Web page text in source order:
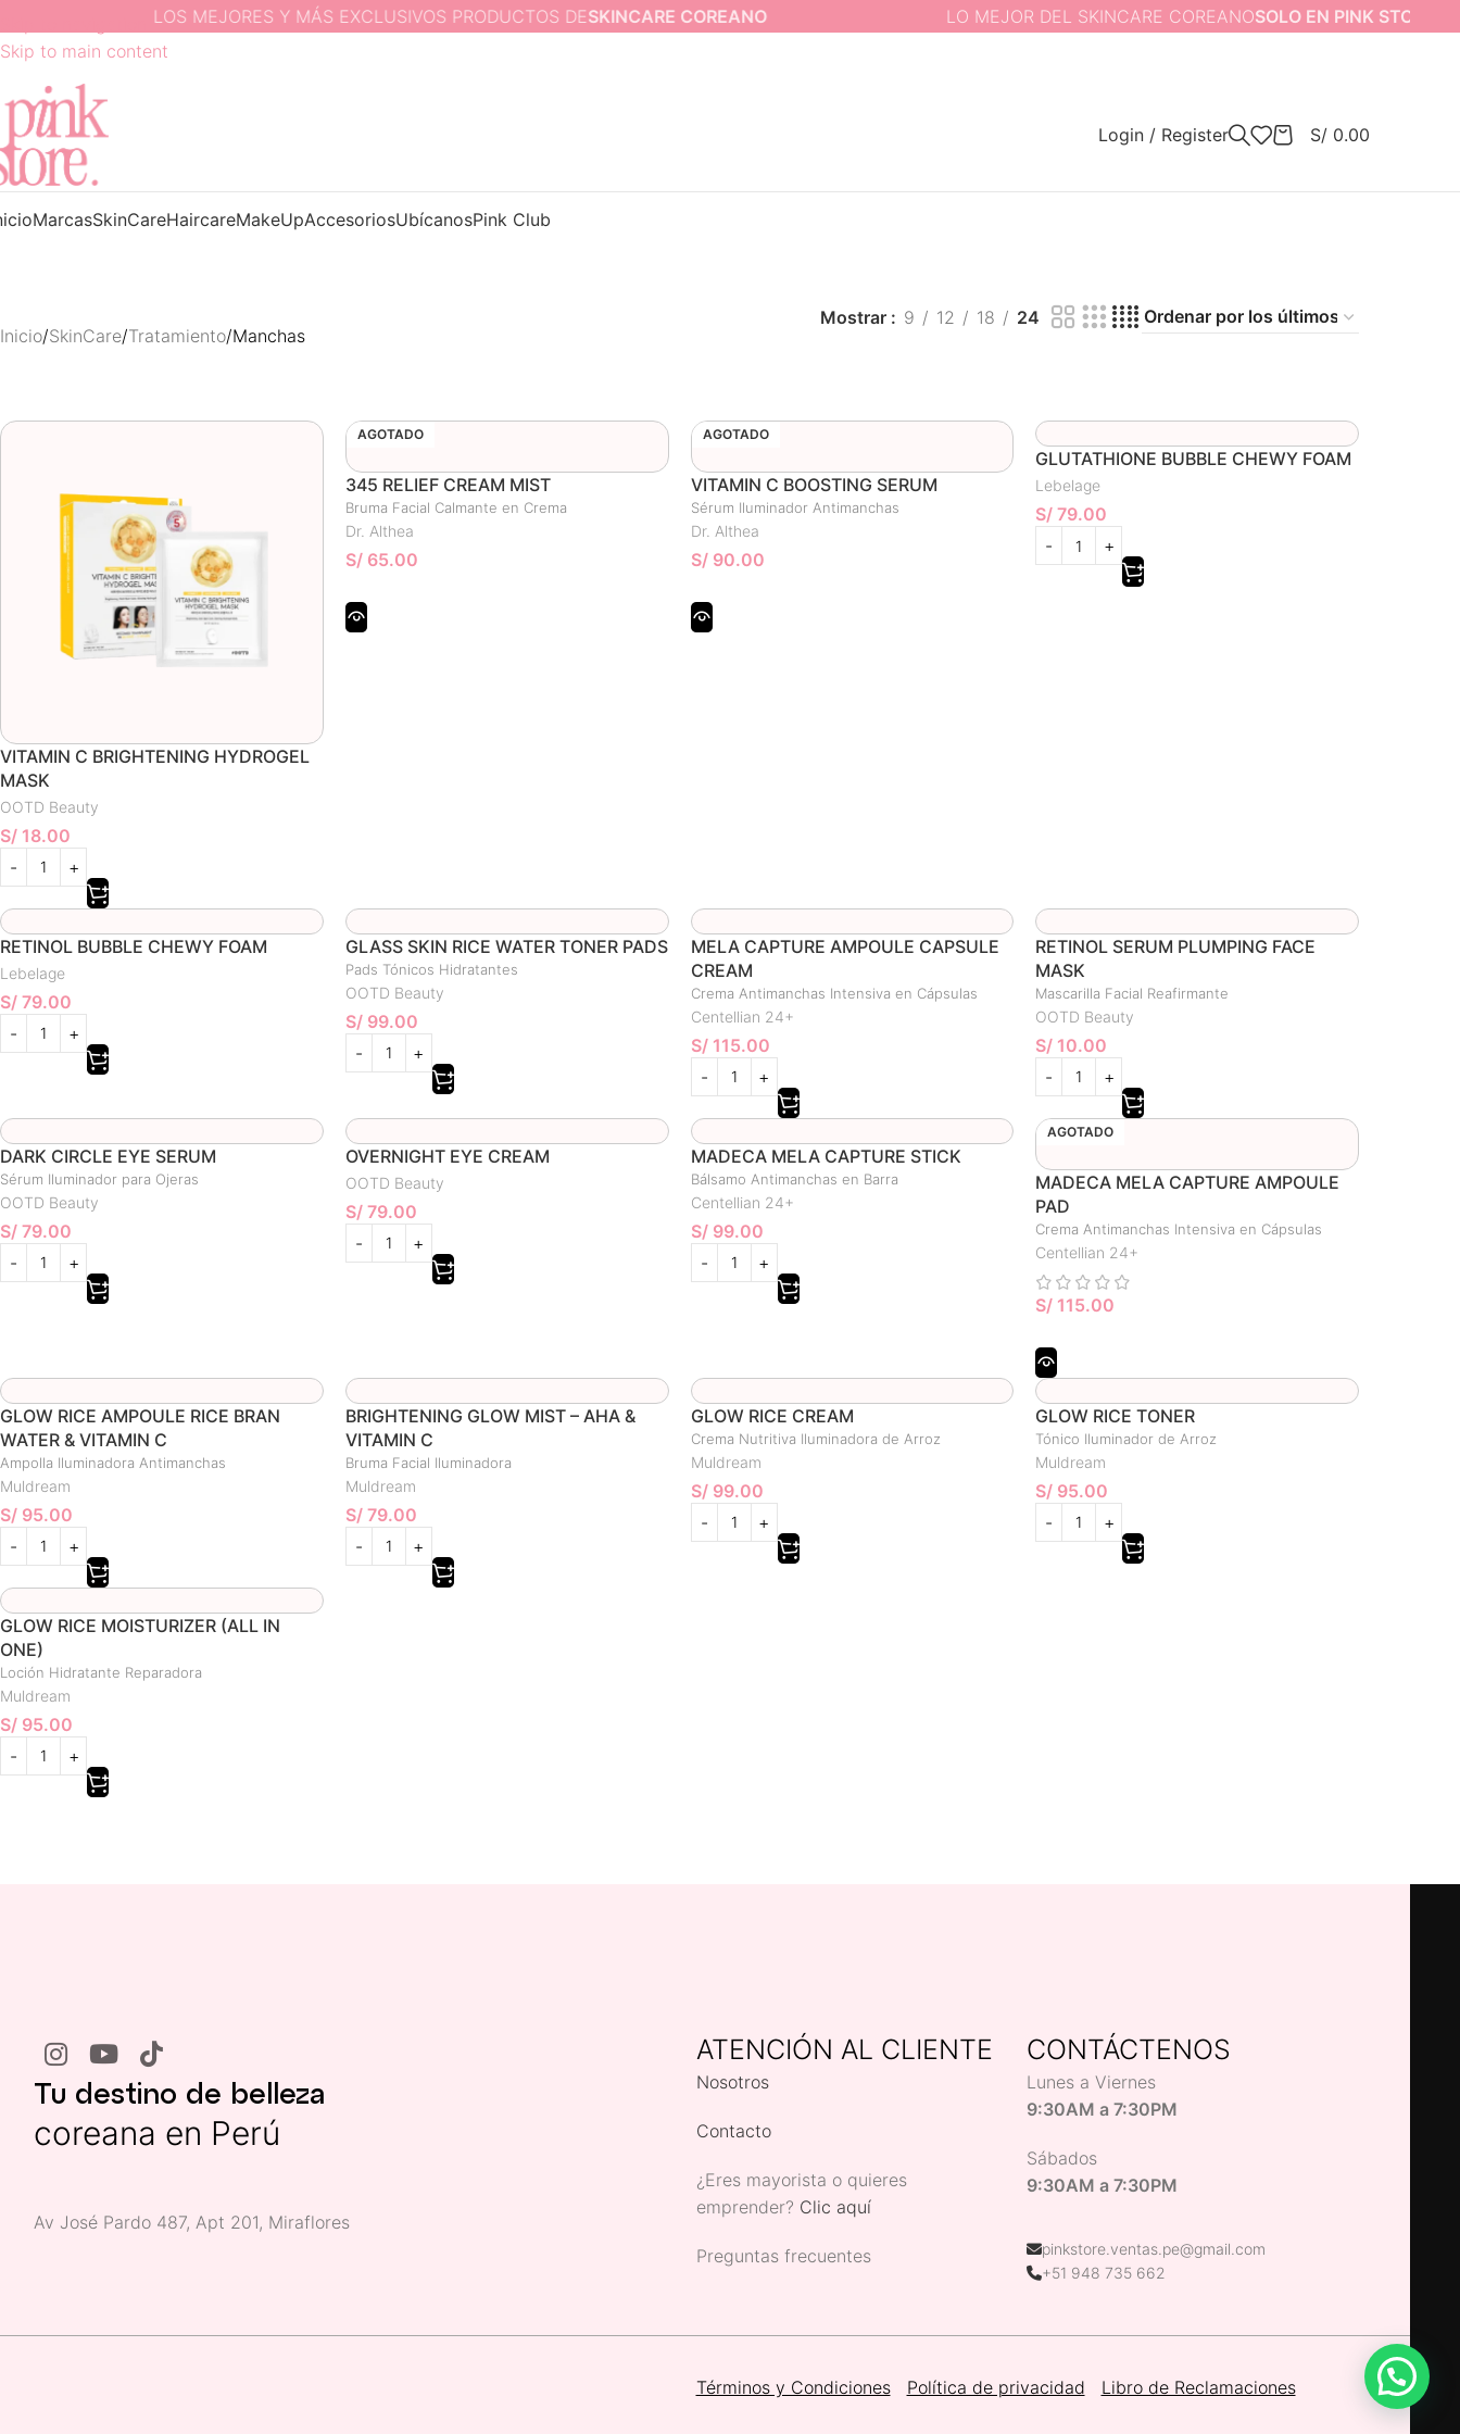
Skip to main content
LOS MEJORES Y MÁS EXCLUSIVOS PRODUCTOS DESKINCARE COREANO LO MEJOR DEL SKINCARE COREANOSOLO EN PINK STORE
Login / Register S/ 0.00
MarcasSkinCareHaircareMakeUpAccesoriosUbícanosPink Club
Inicio SkinCare Tratamiento Manchas
Mostrar 9 12 18 24
VITAMIN C BRIGHTENING HYDROGEL
MASK
OOTD Beauty
S/ 18.00
AGOTADO
345 RELIEF CREAM MIST
Bruma Facial Calmante en Crema
Dr. Althea
S/65.00
AGOTADO
VITAMIN C BOOSTING SERUM
Sérum Iluminador Antimanchas
Dr. Althea
S/90.00
GLUTATHIONE BUBBLE CHEWY FOAM
Lebelage
S/ 79.00
RETINOL BUBBLE CHEWY FOAM
Lebelage
S/ 79.00
GLASS SKIN RICE WATER TONER PADS
Pads Tónicos Hidratantes
OOTD Beauty
S/99.00
MELA CAPTURE AMPOULE CAPSULE
CREAM
Crema Antimanchas Intensiva en Cápsulas
Centellian 24+
S/115.00
RETINOL SERUM PLUMPING FACE
MASK
Mascarilla Facial Reafirmante
OOTD Beauty
S/ 10.00
DARK CIRCLE EYE SERUM
Sérum Iluminador para Ojeras
OOTD Beauty
S/ 79.00
OVERNIGHT EYE CREAM
OOTD Beauty
S/79.00
MADECA MELA CAPTURE STICK
Bálsamo Antimanchas en Barra
Centellian 24+
S/99.00
AGOTADO
MADECA MELA CAPTURE AMPOULE
PAD
Crema Antimanchas Intensiva en Cápsulas
Centellian 24+
S/ 115.00
GLOW RICE AMPOULE RICE BRAN
WATER & VITAMIN C
Ampolla Iluminadora Antimanchas
Muldream
S/ 95.00
BRIGHTENING GLOW MIST – AHA &
VITAMIN C
Bruma Facial Iluminadora
Muldream
S/79.00
GLOW RICE CREAM
Crema Nutritiva Iluminadora de Arroz
Muldream
S/99.00
GLOW RICE TONER
Tónico Iluminador de Arroz
Muldream
S/ 95.00
GLOW RICE MOISTURIZER (ALL IN
ONE)
Loción Hidratante Reparadora
Muldream
S/ 95.00
Tu destino de belleza
coreana en Perú
Av José Pardo 487, Apt 201, Miraflores
ATENCIÓN AL CLIENTE
Nosotros
Contacto
¿Eres mayorista o quieres
emprender? Clic aquí
Preguntas frecuentes
CONTÁCTENOS
Lunes a Viernes
9:30AM a 7:30PM
Sábados
9:30AM a 7:30PM
pinkstore.ventas.pe@gmail.com
+51 948 735 662
Términos y Condiciones Política de privacidad Libro de Reclamaciones